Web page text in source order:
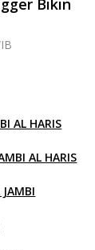
Bikin
AL HARIS
AL HARIS